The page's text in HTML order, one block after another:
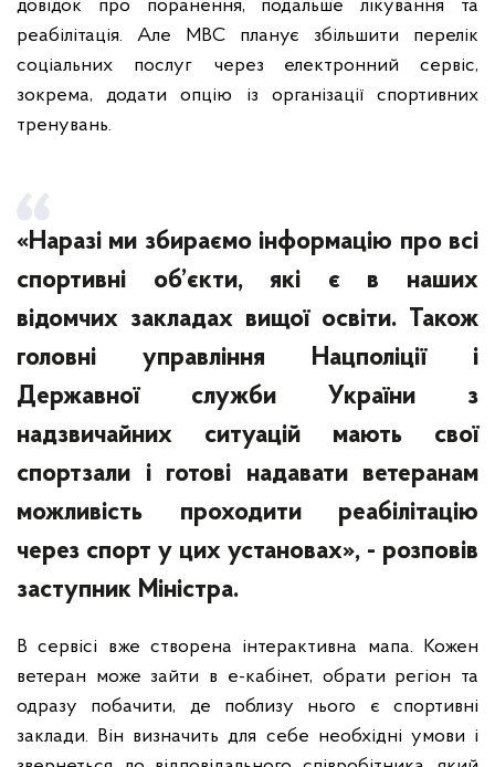
довідок про поранення, подальше лікування та
реабілітація. Але МВС планує збільшити перелік
соціальних послуг через електронний сервіс,
зокрема, додати опцію із організації спортивних
тренувань.
«Наразі ми збираємо інформацію про всі
спортивні об’єкти, які є в наших
відомчих закладах вищої освіти. Також
головні управління Нацполіції і
Державної служби України з
надзвичайних ситуацій мають свої
спортзали і готові надавати ветеранам
можливість проходити реабілітацію
через спорт у цих установах», - розповів
заступник Міністра.
В сервісі вже створена інтерактивна мапа. Кожен
ветеран може зайти в е-кабінет, обрати регіон та
одразу побачити, де поблизу нього є спортивні
заклади. Він визначить для себе необхідні умови і